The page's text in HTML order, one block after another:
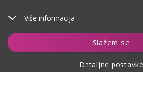
Više informacija
Slažem se
Detaljne postavke
Dodaj u košaricu